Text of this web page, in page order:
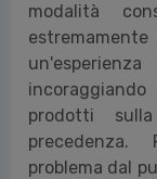
modalità
prodotti
precedenza.
problema dal